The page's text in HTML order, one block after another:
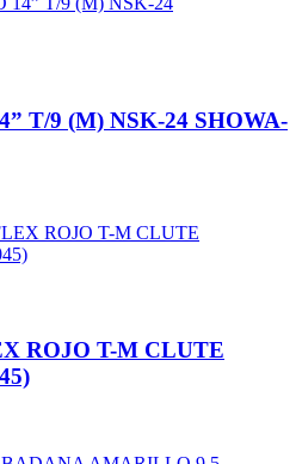
T/9 (M) NSK-24 SHOWA-
ROJO T-M CLUTE